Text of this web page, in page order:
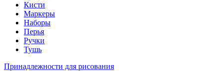
Кисти
Маркеры
Наборы
Перья
Ручки
Тушь
Принадлежности для рисования